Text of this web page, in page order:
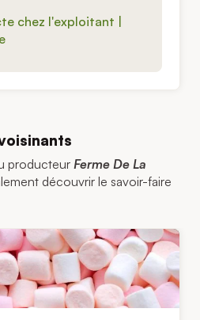
chez l'exploitant |
producteur Ferme De La
découvrir le savoir-faire